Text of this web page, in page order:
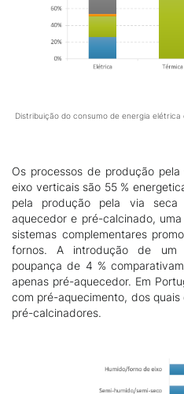
Distribuição do consumo de energia
Os processos de produção
eixo verticais são 55 %
pela produção pela via
aquecedor e pré-calcinado,
sistemas complementares
fornos. A introdução de um
poupança de 4 %
apenas pré-aquecedor. Em
com pré-aquecimento, dos
pré-calcinadores.